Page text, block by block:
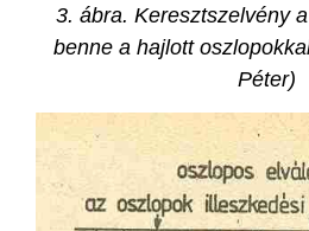
3. ábra. Keresztszelvény
benne a hajlott
Péter)